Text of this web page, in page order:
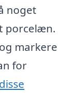
noget
porcelæn.
markere
for
disse